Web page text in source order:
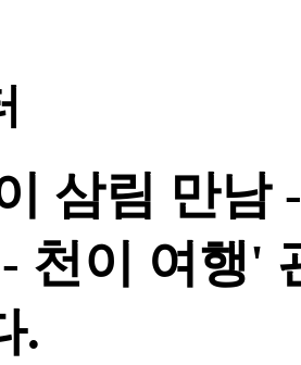
삼림 만남
천이 여행'
.